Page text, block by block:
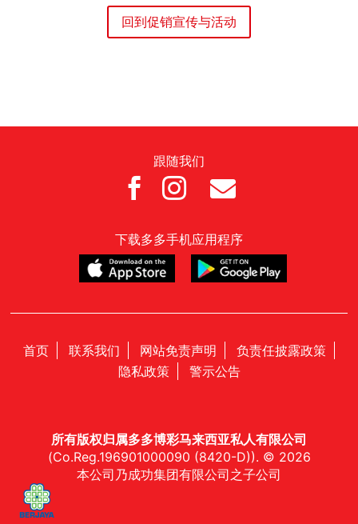
回到促销宣传与活动
跟随我们
  
下载多多手机应用程序
首页 联系我们 网站免责声明
负责任披露政策
隐私政策
警示公告
所有版权归属多多博彩马来西亚私人有限公司
(Co.Reg.196901000090 (8420-D)). © 2026
本公司乃成功集团有限公司之子公司